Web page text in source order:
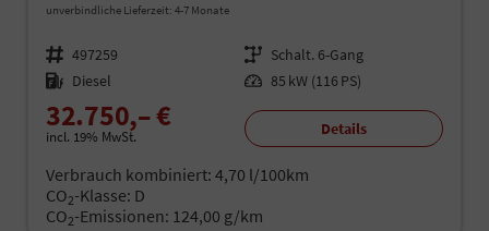
unverbindliche Lieferzeit: 4-7 Monate
Fahrzeugnr. 497259 Getriebe Schalt. 6-Gang
Kraftstoff Diesel Leistung 85 kW (116 PS)
32.750,– €
incl. 19% MwSt. Details
Verbrauch kombiniert: 4,70 l/100km
CO2-Klasse: D
CO2-Emissionen: 124,00 g/km